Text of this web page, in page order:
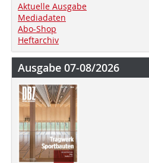
Aktuelle Ausgabe
Mediadaten
Abo-Shop
Heftarchiv
Ausgabe 07-08/2026